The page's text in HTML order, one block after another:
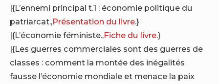
|{L’ennemi principal t.1 ; économie politique du
patriarcat.,Présentation du livre.}
|{L’économie féministe.,Fiche du livre.}
|{Les guerres commerciales sont des guerres de
classes : comment la montée des inégalités
fausse l’économie mondiale et menace la paix